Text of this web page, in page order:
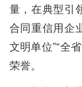
量，在典型引
合同重信用企
文明单位”“全
荣誉。